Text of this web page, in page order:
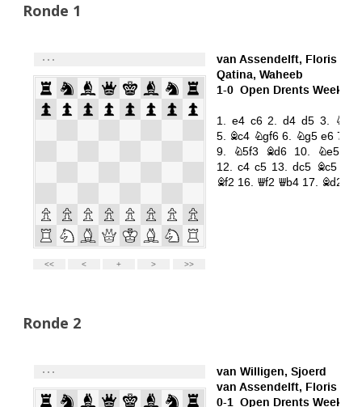
Ronde 1
Ronde 2